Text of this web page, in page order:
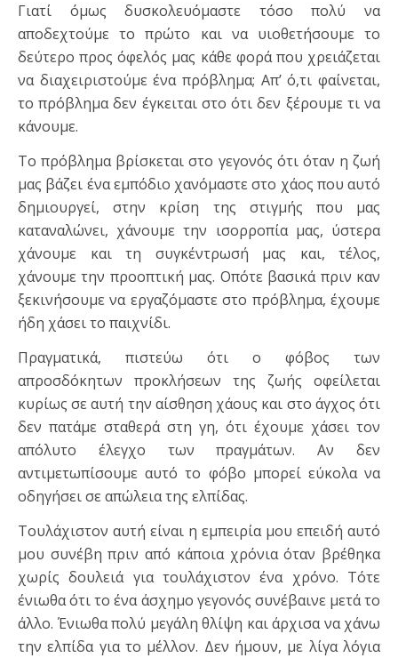
Γιατί όμως δυσκολευόμαστε τόσο πολύ να
αποδεχτούμε το πρώτο και να υιοθετήσουμε το
δεύτερο προς όφελός μας κάθε φορά που χρειάζεται
να διαχειριστούμε ένα πρόβλημα; Απ’ ό,τι φαίνεται,
το πρόβλημα δεν έγκειται στο ότι δεν ξέρουμε τι να
κάνουμε.
Το πρόβλημα βρίσκεται στο γεγονός ότι όταν η ζωή
μας βάζει ένα εμπόδιο χανόμαστε στο χάος που αυτό
δημιουργεί, στην κρίση της στιγμής που μας
καταναλώνει, χάνουμε την ισορροπία μας, ύστερα
χάνουμε και τη συγκέντρωσή μας και, τέλος,
χάνουμε την προοπτική μας. Οπότε βασικά πριν καν
ξεκινήσουμε να εργαζόμαστε στο πρόβλημα, έχουμε
ήδη χάσει το παιχνίδι.
Πραγματικά, πιστεύω ότι ο φόβος των
απροσδόκητων προκλήσεων της ζωής οφείλεται
κυρίως σε αυτή την αίσθηση χάους και στο άγχος ότι
δεν πατάμε σταθερά στη γη, ότι έχουμε χάσει τον
απόλυτο έλεγχο των πραγμάτων. Αν δεν
αντιμετωπίσουμε αυτό το φόβο μπορεί εύκολα να
οδηγήσει σε απώλεια της ελπίδας.
Τουλάχιστον αυτή είναι η εμπειρία μου επειδή αυτό
μου συνέβη πριν από κάποια χρόνια όταν βρέθηκα
χωρίς δουλειά για τουλάχιστον ένα χρόνο. Τότε
ένιωθα ότι το ένα άσχημο γεγονός συνέβαινε μετά το
άλλο. Ένιωθα πολύ μεγάλη θλίψη και άρχισα να χάνω
την ελπίδα για το μέλλον. Δεν ήμουν, με λίγα λόγια